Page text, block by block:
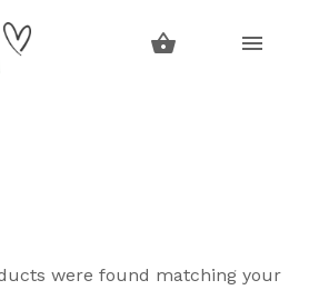
were found matching your